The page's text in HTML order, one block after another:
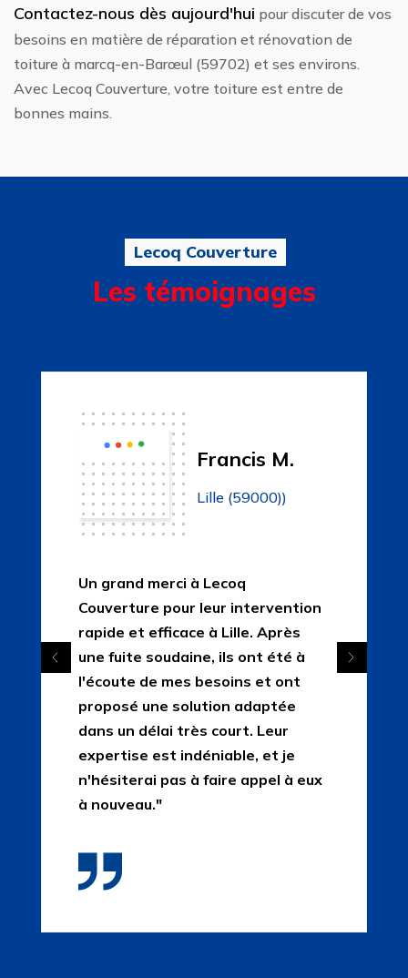
Contactez-nous dès aujourd'hui pour discuter de vos
besoins en matière de réparation et rénovation de
toiture à marcq-en-Barœul (59702) et ses environs.
Avec Lecoq Couverture, votre toiture est entre de
bonnes mains.
Lecoq Couverture
Les témoignages
Francis M.
Lille (59000))
Un grand merci à Lecoq
Couverture pour leur intervention
rapide et efficace à Lille. Après
une fuite soudaine, ils ont été à
l'écoute de mes besoins et ont
proposé une solution adaptée
dans un délai très court. Leur
expertise est indéniable, et je
n'hésiterai pas à faire appel à eux
à nouveau."